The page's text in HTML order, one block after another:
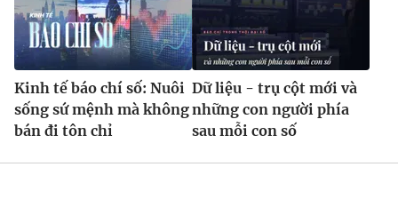
Kinh tế báo chí số: Nuôi
sống sứ mệnh mà không
bán đi tôn chỉ
Dữ liệu - trụ cột mới và
những con người phía
sau mỗi con số